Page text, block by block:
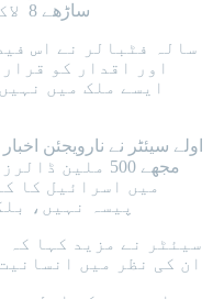
اور اقدار کو
ایسے ملک میں
اولے سیئٹر نے نارویجئن
مجھے 500
میں اسرائیل کا
سیئٹر نے مزید کہا کہ
ان کی نظر میں